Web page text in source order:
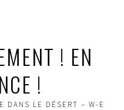
! EN
!
DANS LE DÉSERT – W-E